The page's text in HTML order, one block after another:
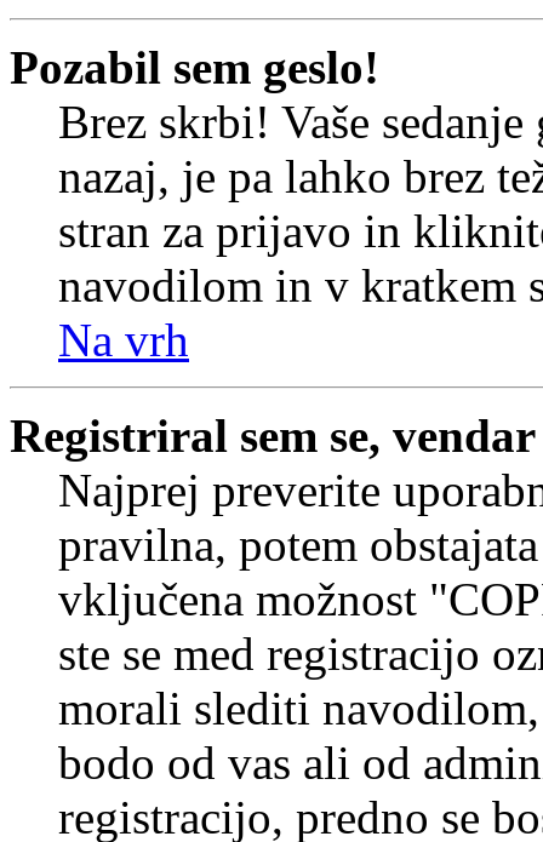
Pozabil sem geslo!
Brez skrbi! Vaše
nazaj, je pa lahko brez
stran za prijavo in
navodilom in v kratkem
Na vrh
Registriral sem se,
Najprej preverite
pravilna, potem
vključena možnost
ste se med registracijo
morali slediti
bodo od vas ali od
registracijo, predno se